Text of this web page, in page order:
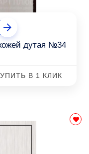
дутая №34
В 1 КЛИК